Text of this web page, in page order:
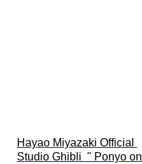
Hayao Miyazaki Official
Studio Ghibli  " Ponyo on